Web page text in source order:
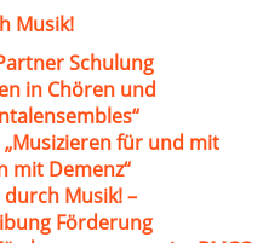
Musik!
Schulung
in Chören und
„Musizieren für und mit
mit Demenz“
Musik! –
Förderung